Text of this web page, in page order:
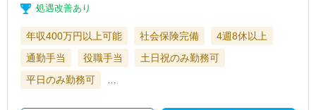
処遇改善あり
年収400万円以上可能 社会保険完備
4週8休以上
通勤手当
役職手当
土日祝のみ勤務可
平日のみ勤務可